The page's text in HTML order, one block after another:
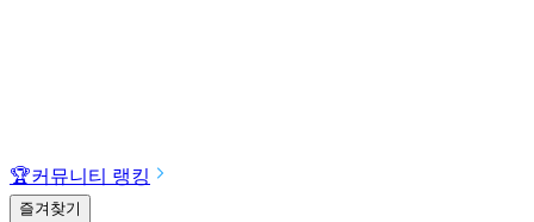
🏆커뮤니티 랭킹
즐겨찾기